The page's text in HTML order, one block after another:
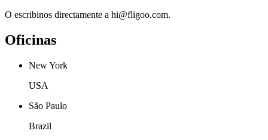
O escribinos directamente a hi@fligoo.com.
Oficinas
New York
USA
São Paulo
Brazil